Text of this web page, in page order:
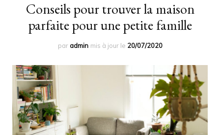
Conseils pour trouver la maison
parfaite pour une petite famille
paradmin mis à jour le 20/07/2020